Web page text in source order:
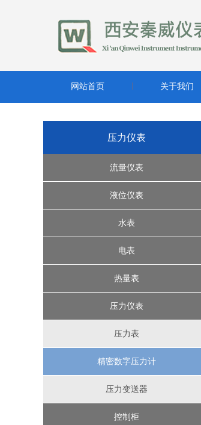
网站首页 关于我们
压力仪表
流量仪表
超声波流量计
转子流量计系列
腰轮流量计
椭圆齿轮流量计
涡轮流量计
节流装置
涡街流量计
电磁流量计
液位仪表
缆绳式液位开关
雷达液位计
浮球液位计
磁翻板液位计
超声波液位计
差压液位计
投入式液位计
水表
水控机
远传水表
IC卡智能水表
机械式水表
电表
三相电表
单相电表
一卡通水电表
热量表
机械式热量表
IC卡预付费热量表
超声波热量表
压力仪表
压力表
精密数字压力计
压力变送器
控制柜